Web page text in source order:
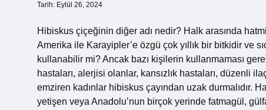
Tarih: Eylül 26, 2024
Hibiskus çiçeğinin diğer adı nedir? Halk arasında
Amerika ile Karayipler’e özgü çok yıllık bir bitkidir ve
kullanabilir mi? Ancak bazı kişilerin kullanmaması
hastaları, alerjisi olanlar, kansızlık hastaları, düzenli
emziren kadınlar hibiskus çayından uzak durmalıdır.
yetişen veya Anadolu’nun birçok yerinde fatmagül,